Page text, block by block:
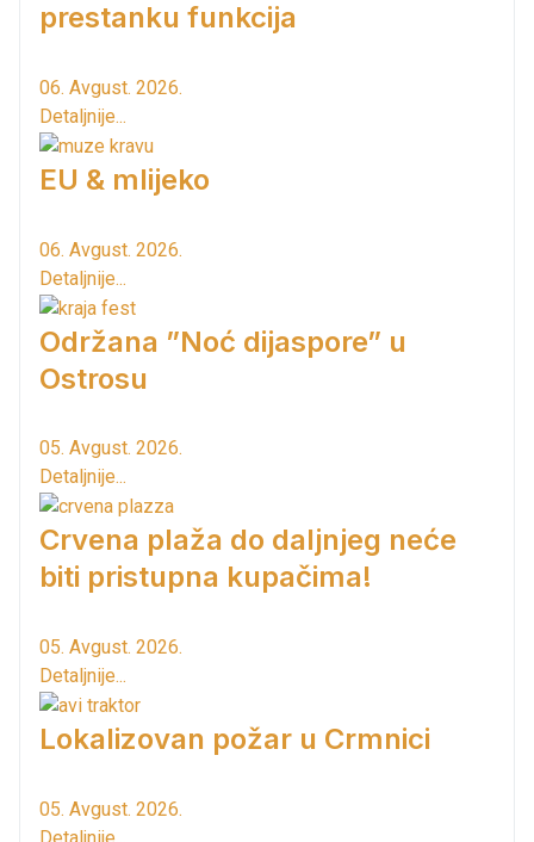
prestanku funkcija
06. Avgust. 2026.
Detaljnije...
EU & mlijeko
06. Avgust. 2026.
Detaljnije...
Održana ”Noć dijaspore” u
Ostrosu
05. Avgust. 2026.
Detaljnije...
Crvena plaža do daljnjeg neće
biti pristupna kupačima!
05. Avgust. 2026.
Detaljnije...
Lokalizovan požar u Crmnici
05. Avgust. 2026.